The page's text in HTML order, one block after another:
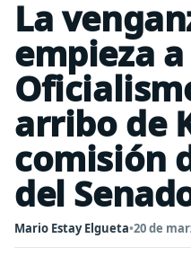
La
empieza
arribo de
comisión
del
Mario Estay Elgueta•20 de